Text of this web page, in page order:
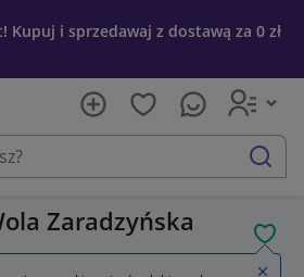
Kupuj i sprzedawaj z dostawą za 0 zł
szukaj
Zaradzyńska